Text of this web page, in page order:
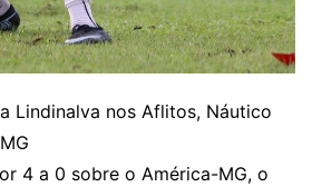
Lindinalva nos Aflitos, Náutico
4 a 0 sobre o América-MG, o